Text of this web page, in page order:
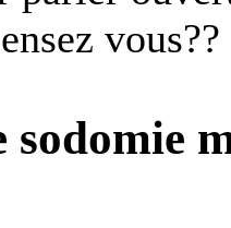
vous??
sodomie